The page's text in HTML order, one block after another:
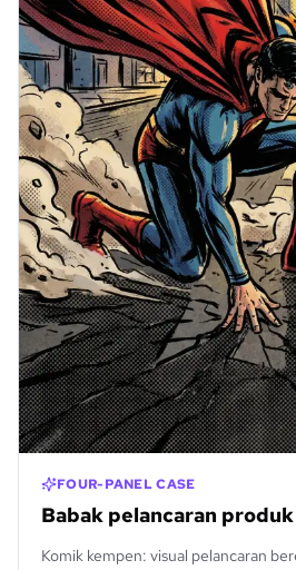
FOUR-PANEL CASE
Babak pelancaran
Komik kempen: visual pelancaran